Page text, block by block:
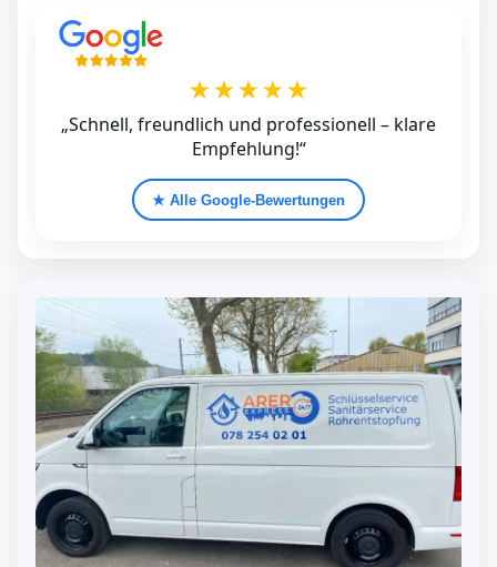
★★★★★
„Schnell, freundlich und professionell – klare
Empfehlung!“
★ Alle Google‑Bewertungen